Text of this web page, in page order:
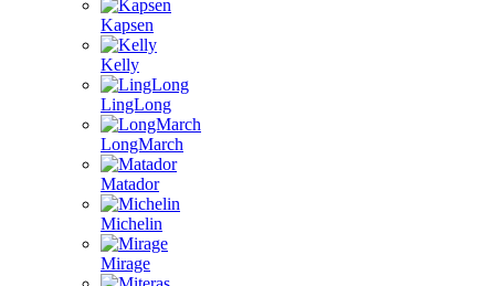
Kapsen
Kelly
LingLong
LongMarch
Matador
Michelin
Mirage